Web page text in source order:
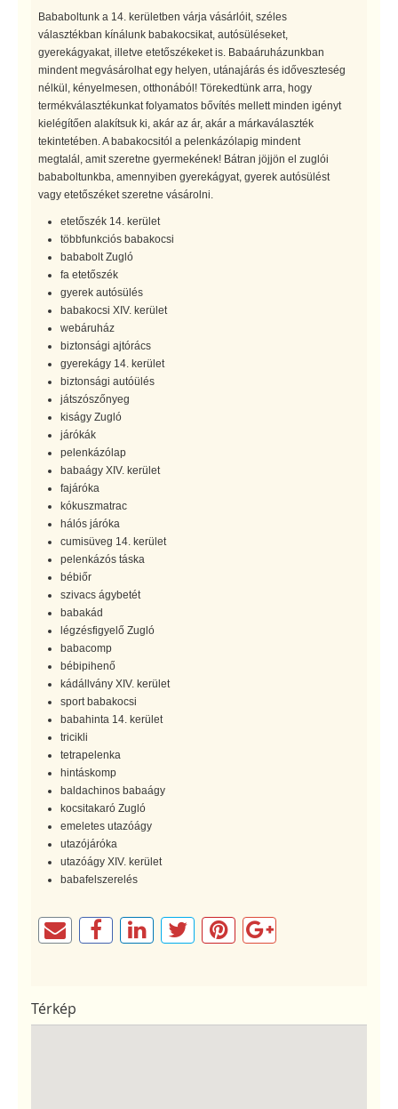
Bababoltunk a 14. kerületben várja vásárlóit, széles
választékban kínálunk babakocsikat, autósüléseket,
gyerekágyakat, illetve etetőszékeket is. Babaáruházunkban
mindent megvásárolhat egy helyen, utánajárás és időveszteség
nélkül, kényelmesen, otthonából! Törekedtünk arra, hogy
termékválasztékunkat folyamatos bővítés mellett minden igényt
kielégítően alakítsuk ki, akár az ár, akár a márkaválaszték
tekintetében. A babakocsitól a pelenkázólapig mindent
megtalál, amit szeretne gyermekének! Bátran jöjjön el zuglói
bababoltunkba, amennyiben gyerekágyat, gyerek autósülést
vagy etetőszéket szeretne vásárolni.
etetőszék 14. kerület
többfunkciós babakocsi
bababolt Zugló
fa etetőszék
gyerek autósülés
babakocsi XIV. kerület
webáruház
biztonsági ajtórács
gyerekágy 14. kerület
biztonsági autóülés
játszószőnyeg
kiságy Zugló
járókák
pelenkázólap
babaágy XIV. kerület
fajáróka
kókuszmatrac
hálós járóka
cumisüveg 14. kerület
pelenkázós táska
bébiőr
szivacs ágybetét
babakád
légzésfigyelő Zugló
babacomp
bébipihenő
kádállvány XIV. kerület
sport babakocsi
babahinta 14. kerület
tricikli
tetrapelenka
hintáskomp
baldachinos babaágy
kocsitakaró Zugló
emeletes utazóágy
utazójáróka
utazóágy XIV. kerület
babafelszerelés
Térkép